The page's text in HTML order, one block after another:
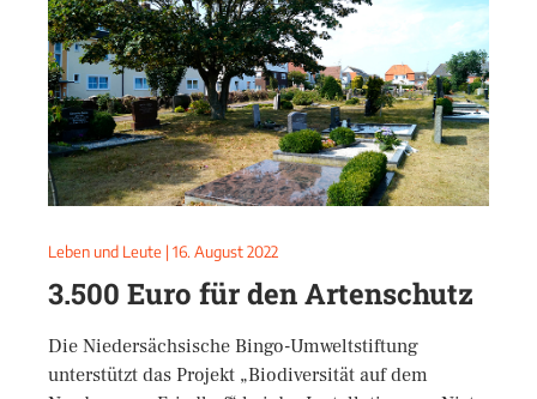
Leben und Leute | 16. August 2022
3.500 Euro für den Artenschutz
Die Niedersächsische Bingo-Umweltstiftung
unterstützt das Projekt „Biodiversität auf dem